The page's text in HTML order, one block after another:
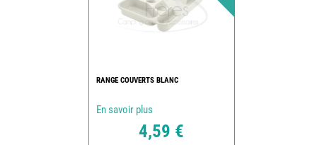
RANGE COUVERTS BLANC
En savoir plus
4,59 €